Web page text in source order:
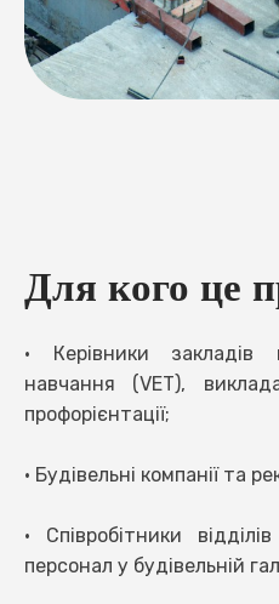
Для кого це
• Керівники закладів
навчання (VET),
профорієнтації;
• Будівельні компанії та
• Співробітники
персонал у будівельній